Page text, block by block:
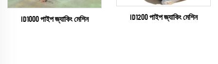
ID1000 পাইপ জ্যাকিং মেশিন ID1200 পাইপ জ্যাকিং মেশিন